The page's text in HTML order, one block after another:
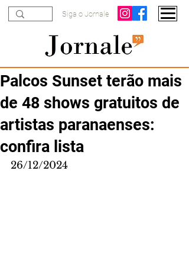
Siga o Jornale
Palcos Sunset terão mais
de 48 shows gratuitos de
artistas paranaenses:
confira lista
26/12/2024